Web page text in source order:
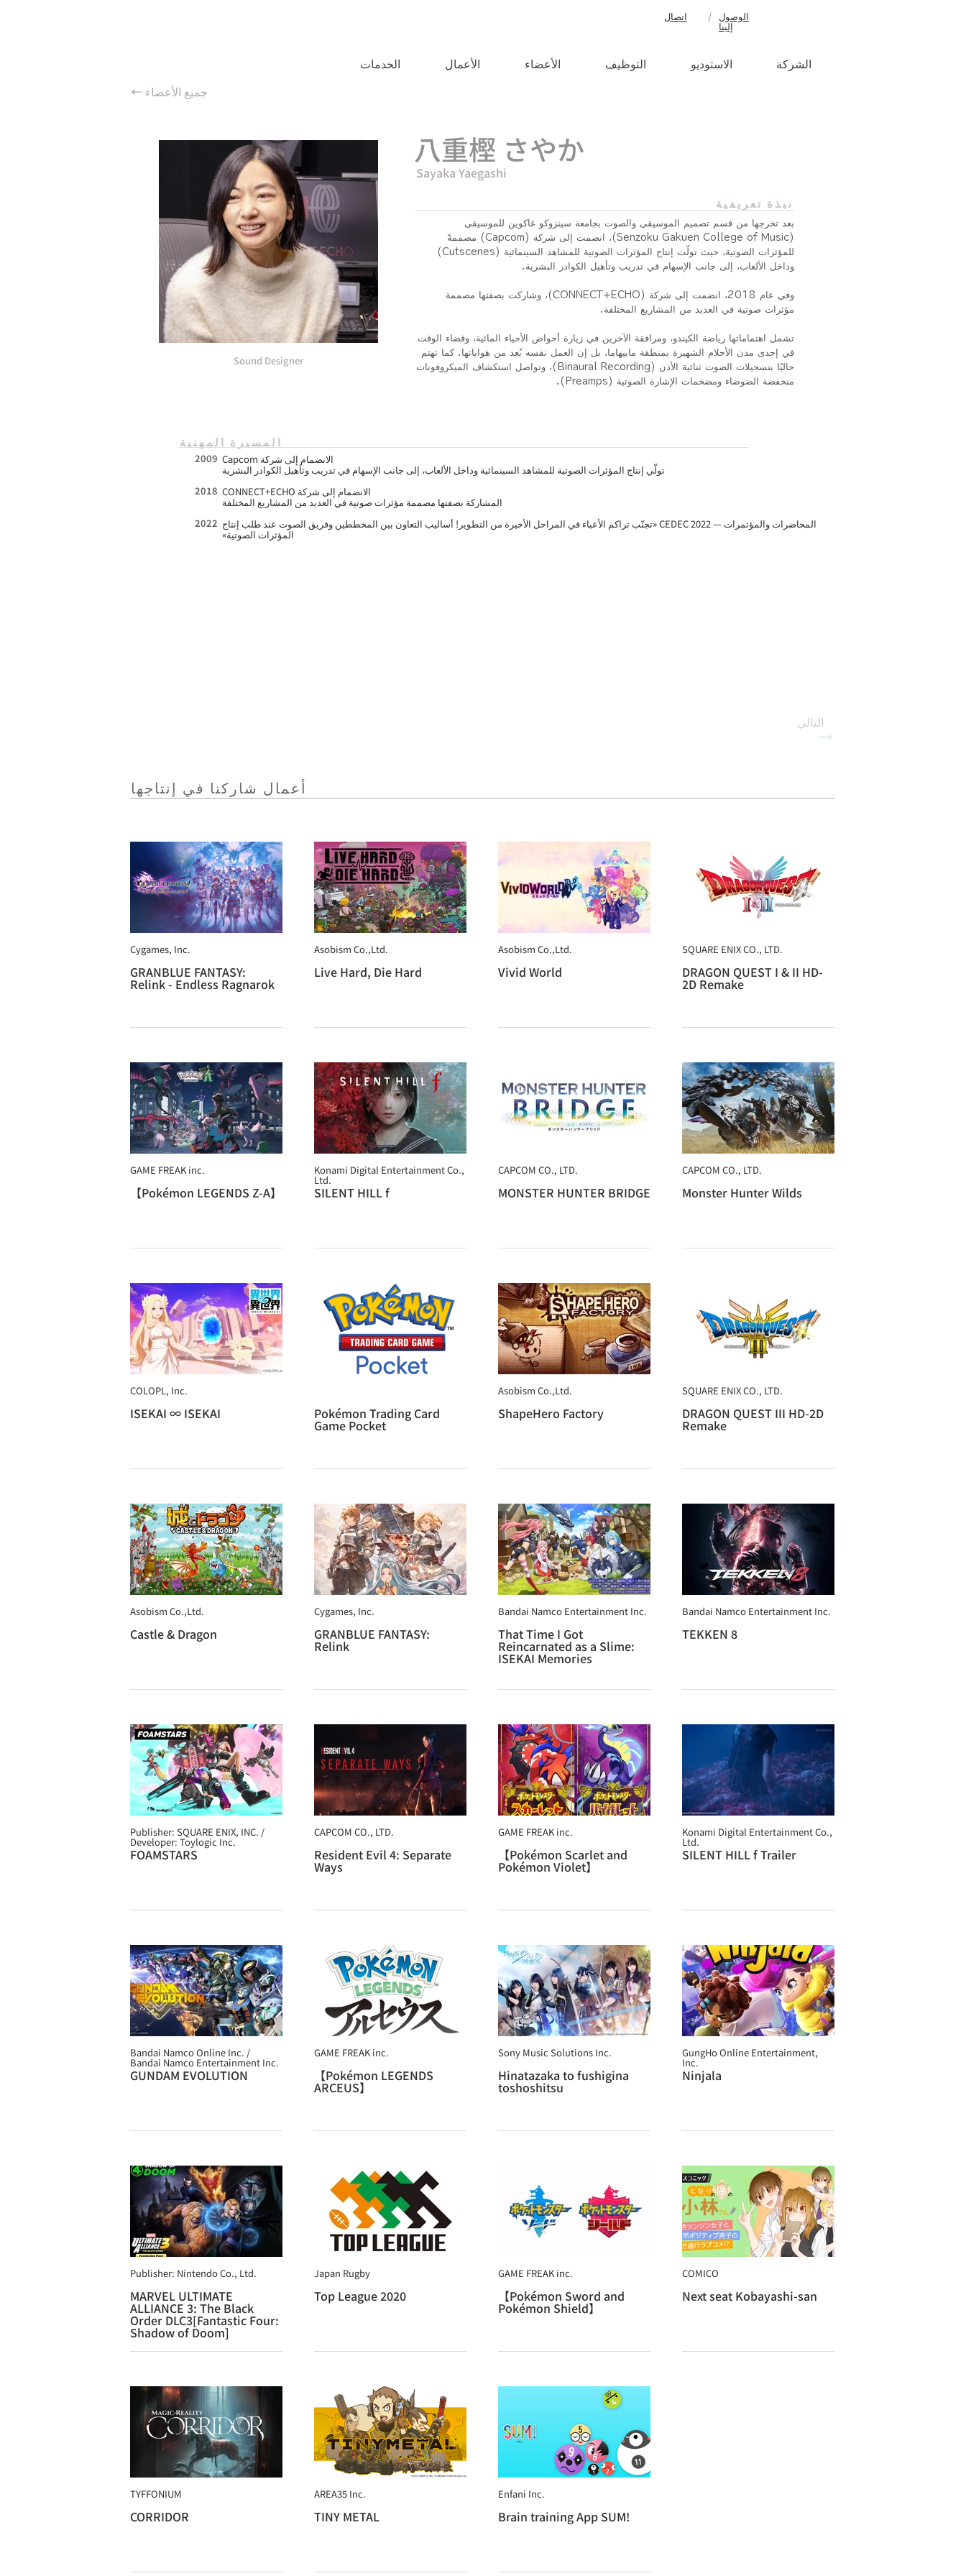
اتصال / ‫الوصول
إلينا
الخدمات الأعمال الأعضاء التوظيف الاستوديو
الشركة
← جميع الأعضاء
Sound Designer
八重樫 さやか
Sayaka Yaegashi
نبذة تعريفية
بعد تخرجها من قسم تصميم الموسيقى والصوت بجامعة سينزوكو غاكوين للموسيقى
(Senzoku Gakuen College of Music)، انضمت إلى شركة (Capcom) مصممةً
للمؤثرات الصوتية، حيث تولّت إنتاج المؤثرات الصوتية للمشاهد السينمائية (Cutscenes)
وداخل الألعاب، إلى جانب الإسهام في تدريب وتأهيل الكوادر البشرية.
وفي عام 2018، انضمت إلى شركة (CONNECT+ECHO)، وشاركت بصفتها مصممة
مؤثرات صوتية في العديد من المشاريع المختلفة.
تشمل اهتماماتها رياضة الكيندو، ومرافقة الآخرين في زيارة أحواض الأحياء المائية، وقضاء الوقت
في إحدى مدن الأحلام الشهيرة بمنطقة ماييهاما، بل إن العمل نفسه يُعد من هواياتها. كما تهتم
حاليًا بتسجيلات الصوت ثنائية الأذن (Binaural Recording)، وتواصل استكشاف الميكروفونات
منخفضة الضوضاء ومضخمات الإشارة الصوتية (Preamps).
المسيرة المهنية
2009
2018
2022
الانضمام إلى شركة Capcom
تولّي إنتاج المؤثرات الصوتية للمشاهد السينمائية وداخل الألعاب، إلى جانب الإسهام في تدريب وتأهيل الكوادر البشرية
الانضمام إلى شركة CONNECT+ECHO
المشاركة بصفتها مصممة مؤثرات صوتية في العديد من المشاريع المختلفة
المحاضرات والمؤتمرات — CEDEC 2022 «تجنّب تراكم الأعباء في المراحل الأخيرة من التطوير! أساليب التعاون بين المخططين وفريق الصوت عند طلب إنتاج
المؤثرات الصوتية»
التالي
→
أعمال شاركنا في إنتاجها
Cygames, Inc.
GRANBLUE FANTASY:
Relink - Endless Ragnarok
GAME FREAK inc.
【Pokémon LEGENDS Z-A】
COLOPL, Inc.
ISEKAI ∞ ISEKAI
Asobism Co.,Ltd.
Castle & Dragon
Publisher: SQUARE ENIX, INC. /
Developer: Toylogic Inc.
FOAMSTARS
Bandai Namco Online Inc. /
Bandai Namco Entertainment Inc.
GUNDAM EVOLUTION
Publisher: Nintendo Co., Ltd.
MARVEL ULTIMATE
ALLIANCE 3: The Black
Order DLC3[Fantastic Four:
Shadow of Doom]
TYFFONIUM
CORRIDOR
Asobism Co.,Ltd.
Live Hard, Die Hard
Konami Digital Entertainment Co.,
Ltd.
SILENT HILL f
Pokémon Trading Card
Game Pocket
Cygames, Inc.
GRANBLUE FANTASY:
Relink
CAPCOM CO., LTD.
Resident Evil 4: Separate
Ways
GAME FREAK inc.
【Pokémon LEGENDS
ARCEUS】
Japan Rugby
Top League 2020
AREA35 Inc.
TINY METAL
Asobism Co.,Ltd.
Vivid World
CAPCOM CO., LTD.
MONSTER HUNTER BRIDGE
Asobism Co.,Ltd.
ShapeHero Factory
Bandai Namco Entertainment Inc.
That Time I Got
Reincarnated as a Slime:
ISEKAI Memories
GAME FREAK inc.
【Pokémon Scarlet and
Pokémon Violet】
Sony Music Solutions Inc.
Hinatazaka to fushigina
toshoshitsu
GAME FREAK inc.
【Pokémon Sword and
Pokémon Shield】
Enfani Inc.
Brain training App SUM!
SQUARE ENIX CO., LTD.
DRAGON QUEST I & II HD-
2D Remake
CAPCOM CO., LTD.
Monster Hunter Wilds
SQUARE ENIX CO., LTD.
DRAGON QUEST III HD-2D
Remake
Bandai Namco Entertainment Inc.
TEKKEN 8
Konami Digital Entertainment Co.,
Ltd.
SILENT HILL f Trailer
GungHo Online Entertainment,
Inc.
Ninjala
COMICO
Next seat Kobayashi-san